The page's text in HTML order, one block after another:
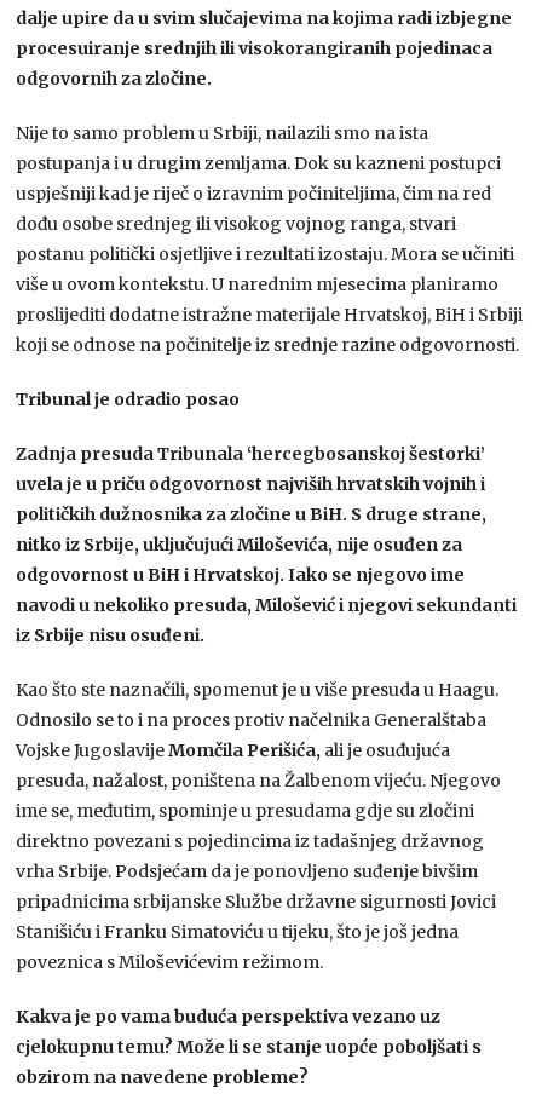
dalje upire da u svim slučajevima na kojima radi izbjegne
procesuiranje srednjih ili visokorangiranih pojedinaca
odgovornih za zločine.
Nije to samo problem u Srbiji, nailazili smo na ista
postupanja i u drugim zemljama. Dok su kazneni postupci
uspješniji kad je riječ o izravnim počiniteljima, čim na red
dođu osobe srednjeg ili visokog vojnog ranga, stvari
postanu politički osjetljive i rezultati izostaju. Mora se učiniti
više u ovom kontekstu. U narednim mjesecima planiramo
proslijediti dodatne istražne materijale Hrvatskoj, BiH i Srbiji
koji se odnose na počinitelje iz srednje razine odgovornosti.
Tribunal je odradio posao
Zadnja presuda Tribunala ‘hercegbosanskoj šestorki’
uvela je u priču odgovornost najviših hrvatskih vojnih i
političkih dužnosnika za zločine u BiH. S druge strane,
nitko iz Srbije, uključujući Miloševića, nije osuđen za
odgovornost u BiH i Hrvatskoj. Iako se njegovo ime
navodi u nekoliko presuda, Milošević i njegovi sekundanti
iz Srbije nisu osuđeni.
Kao što ste naznačili, spomenut je u više presuda u Haagu.
Odnosilo se to i na proces protiv načelnika Generalštaba
Vojske JugoslavijeMomčila Perišića, ali je osuđujuća
presuda, nažalost, poništena na Žalbenom vijeću. Njegovo
ime se, međutim, spominje u presudama gdje su zločini
direktno povezani s pojedincima iz tadašnjeg državnog
vrha Srbije. Podsjećam da je ponovljeno suđenje bivšim
pripadnicima srbijanske Službe državne sigurnosti Jovici
Stanišiću i Franku Simatoviću u tijeku, što je još jedna
poveznica s Miloševićevim režimom.
Kakva je po vama buduća perspektiva vezano uz
cjelokupnu temu? Može li se stanje uopće poboljšati s
obzirom na navedene probleme?